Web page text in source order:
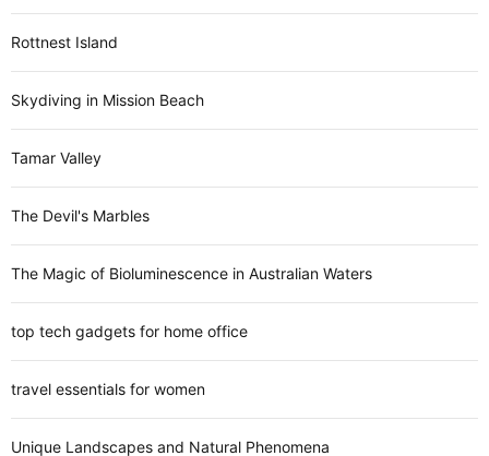
Rottnest Island
Skydiving in Mission Beach
Tamar Valley
The Devil's Marbles
The Magic of Bioluminescence in Australian Waters
top tech gadgets for home office
travel essentials for women
Unique Landscapes and Natural Phenomena